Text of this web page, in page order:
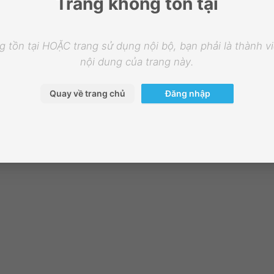
tồn tại HOẶC trang sử dụng nội bộ, bạn phải là thành
nội dung của trang này.
Quay về trang chủ Đăng nhập